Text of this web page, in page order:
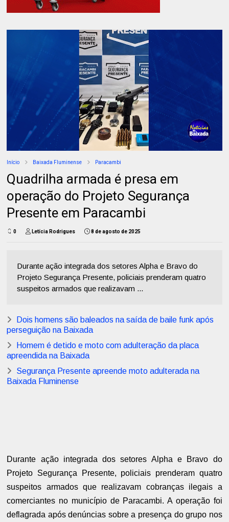
Início Baixada Fluminense Paracambi
Quadrilha armada é presa em
operação do Projeto Segurança
Presente em Paracambi
0 Letícia Rodrigues 8 de agosto de 2025
Durante ação integrada dos setores Alpha e Bravo do
Projeto Segurança Presente, policiais prenderam quatro
suspeitos armados que realizavam ...
Dois homens são baleados na saída de baile funk após
perseguição na Baixada
Homem é detido e moto com adulteração da placa
apreendida na Baixada
Segurança Presente apreende moto adulterada na
Baixada Fluminense
Durante ação integrada dos setores Alpha e Bravo do
Projeto Segurança Presente, policiais prenderam quatro
suspeitos armados que realizavam cobranças ilegais a
comerciantes no município de Paracambi. A operação foi
deflagrada após denúncias sobre a presença do grupo nos